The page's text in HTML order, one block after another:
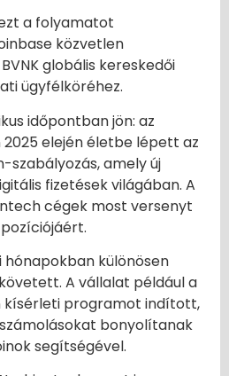
a folyamatot
közvetlen
globális kereskedői
ügyfélköréhez.
időpontban jön: az
elején életbe lépett az
szabályozás, amely új
fizetések világában. A
cégek most versenyt
hónapokban különösen
A vállalat például a
kísérleti programot indított,
bonyolítanak
segítségével.